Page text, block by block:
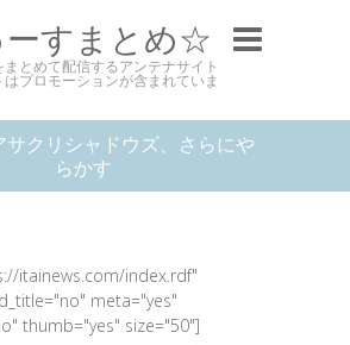
すまとめ☆
とめて配信するアンテナサイト
プロモーションが含まれていま
サクリシャドウズ、さらにや
らかす
itainews.com/index.rdf"
meta="yes"
thumb="yes" size="50"]